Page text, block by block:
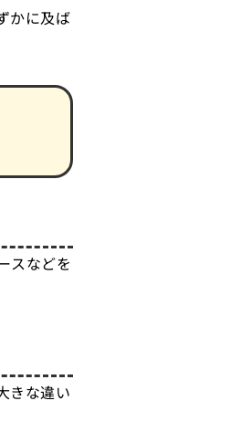
かに及ば
スなどを
きな違い